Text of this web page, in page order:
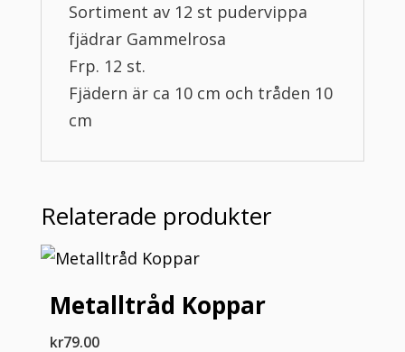
Sortiment av 12 st pudervippa
fjädrar Gammelrosa
Frp. 12 st.
Fjädern är ca 10 cm och tråden 10
cm
Relaterade produkter
Metalltråd Koppar
kr79.00